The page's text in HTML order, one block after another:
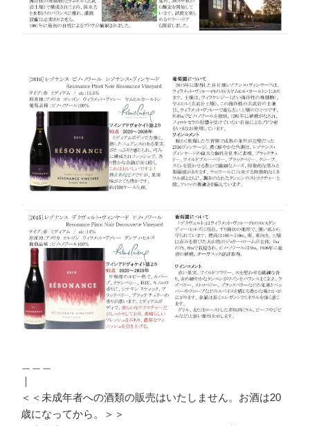
｜
＜＜未成年者への酒類の販売はいたしません。お酒は20
歳になってから。＞＞